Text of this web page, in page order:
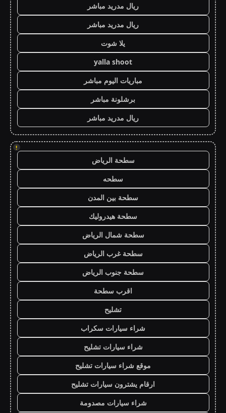
ريال مدريد مباشر
ريال مدريد مباشر
يلا شوت
yalla shoot
مباريات اليوم مباشر
برشلونة مباشر
ريال مدريد مباشر
!
سطحة الرياض
سطحه
سطحة بين المدن
سطحة هيدروليك
سطحة شمال الرياض
سطحة غرب الرياض
سطحة جنوب الرياض
اقرب سطحة
تشليح
شراء سيارات سكراب
شراء سيارات تشليح
موقع شراء سيارات تشليح
ارقام يشترون سيارات تشليح
شراء سيارات مصدومة